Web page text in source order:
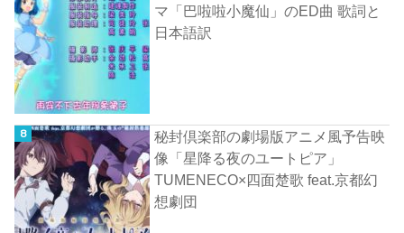
マ「巴啦啦小魔仙」のED曲 歌詞と
日本語訳
秘封倶楽部の劇場版アニメ風予告映
像「星降る夜のユートピア」
TUMENECO×四面楚歌 feat.京都幻
想劇団